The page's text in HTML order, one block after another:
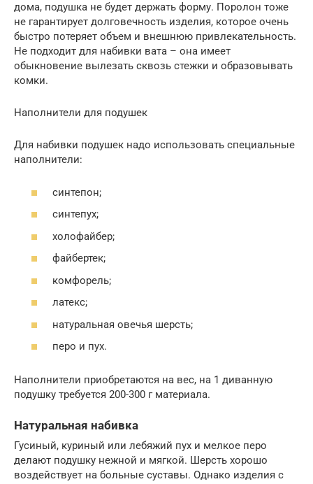
дома, подушка не будет держать форму. Поролон тоже
не гарантирует долговечность изделия, которое очень
быстро потеряет объем и внешнюю привлекательность.
Не подходит для набивки вата – она имеет
обыкновение вылезать сквозь стежки и образовывать
комки.
Наполнители для подушек
Для набивки подушек надо использовать специальные
наполнители:
синтепон;
синтепух;
холофайбер;
файбертек;
комфорель;
латекс;
натуральная овечья шерсть;
перо и пух.
Наполнители приобретаются на вес, на 1 диванную
подушку требуется 200-300 г материала.
Натуральная набивка
Гусиный, куриный или лебяжий пух и мелкое перо
делают подушку нежной и мягкой. Шерсть хорошо
воздействует на больные суставы. Однако изделия с